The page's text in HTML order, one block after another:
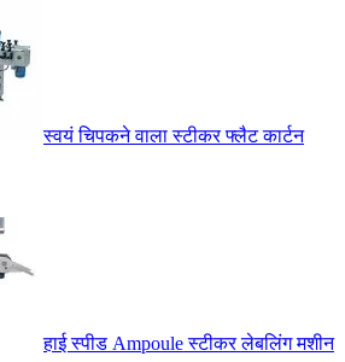
स्वयं चिपकने वाला स्टीकर फ्लैट कार्टन
हाई स्पीड Ampoule स्टीकर लेबलिंग मशीन